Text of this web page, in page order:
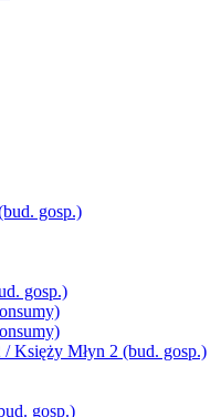
gosp.)
gosp.)
Księży Młyn 2 (bud. gosp.)
gosp.)